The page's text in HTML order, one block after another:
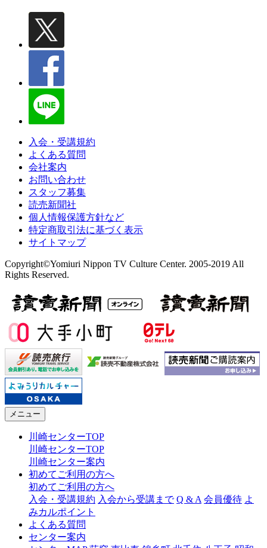
入会・受講規約
よくある質問
会社案内
お問い合わせ
スタッフ募集
読売新聞社
個人情報保護方針など
特定商取引法に基づく表示
サイトマップ
Copyright©Yomiuri Nippon TV Culture Center. 2005-2019 All
Rights Reserved.
メニュー
川崎センターTOP
川崎センターTOP
川崎センター案内
初めてご利用の方へ
初めてご利用の方へ
入会・受講規約 入会から受講まで Q & A 会員優待 よ
みカルポイント
よくある質問
センター案内